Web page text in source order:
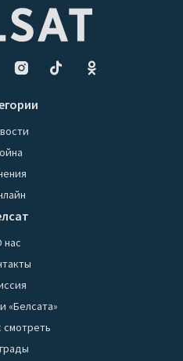
нас
«Белсата»
смотреть